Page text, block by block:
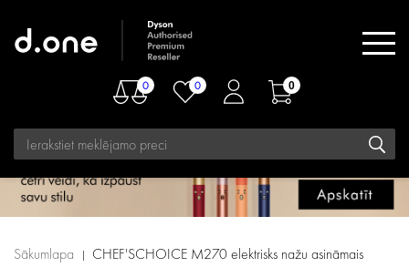
0 0 0
Sākumlapa CHEF'SCHOICE M270 elektrisks nažu asināmais